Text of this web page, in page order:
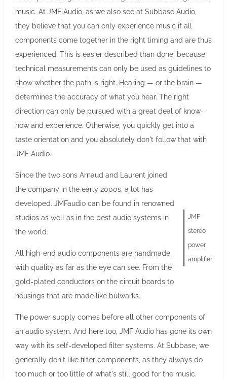
music. At JMF Audio, as we also see at Subbase Audio,
they believe that you can only experience music if all
components come together in the right timing and are thus
experienced. This is easier described than done, because
technical measurements can only be used as guidelines to
show whether the path is right. Hearing — or the brain —
determines the accuracy of what you hear. The right
direction can only be pursued with a great deal of know-
how and experience. Otherwise, you quickly get into a
taste orientation and you absolutely don't follow that with
JMF Audio.
JMF
stereo
power
amplifier
Since the two sons Arnaud and Laurent joined
the company in the early 2000s, a lot has
developed. JMFaudio can be found in renowned
studios as well as in the best audio systems in
the world.
All high-end audio components are handmade,
with quality as far as the eye can see. From the
gold-plated conductors on the circuit boards to
housings that are made like bulwarks.
The power supply comes before all other components of
an audio system. And here too, JMF Audio has gone its own
way with its self-developed filter systems. At Subbase, we
generally don't like filter components, as they always do
too much or too little of what's still good for the music.